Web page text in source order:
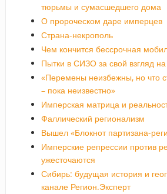
тюрьмы и сумасшедшего дома
О пророческом даре имперцев
Страна-некрополь
Чем кончится бессрочная
Пытки в СИЗО за свой взгляд
«Перемены неизбежны, но что
– пока неизвестно»
Имперская матрица и
Фаллический регионализм
Вышел «Блокнот партизана-
Имперские репрессии против
ужесточаются
Сибирь: будущая история и
канале Регион.Эксперт